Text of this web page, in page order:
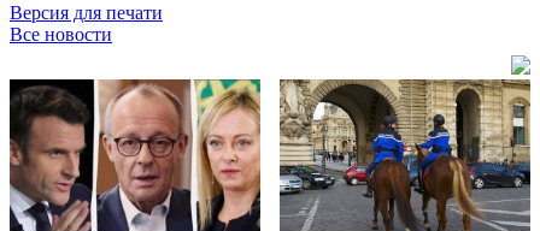
Версия для печати
Все новости